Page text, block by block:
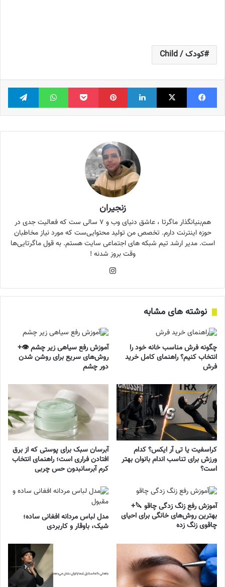
کودک / Child
فیس بوک X لینکدین ‫پین‌ترست پاکت واتس آپ
زنجیران
هم‌بنیانگذار ماگرتا ، عاشق دنیای وب و ۷ سالی ست که فعالیت جدی در
حوزه اینترنت دارم. تخصص من تولید محتوایی‌ست که مورد نیاز مخاطبان
است. مدیر ارشد تیم شبکه های اجتماعی سایت هستم. به قول ماگرتایی‌ها
وقت بروز شدنه !
نوشته های مشابه
چگونه فرش مناسب خانه خود را
انتخاب کنیم؟ راهنمای کامل خرید
فرش
آموزش رفع سیاهی زیر چشم 👁️+
روش‌های سریع برای روشن شدن
دور چشم
کراسفیت یا تی آر ایکس؟ کدام
ورزش برای تناسب اندام بانوان بهتر
است؟
آبرسان سبک برای پوستی که از برق
افتادن فراری است؛ راهنمای انتخاب
کرم آبرسانبدون حس چربی
آموزش رفع زنگ زدگی چاقو 🔪+
بهترین روش‌های خانگی برای احیای
چاقوی زنگ زده
مدل لباس مردانه افغانی ساده؛
شیک، باوقار و کاربردی